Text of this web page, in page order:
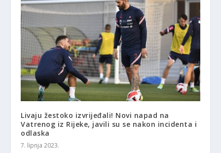
Livaju žestoko izvrijeđali! Novi napad na
Vatrenog iz Rijeke, javili su se nakon incidenta i
odlaska
7. lipnja 2023.